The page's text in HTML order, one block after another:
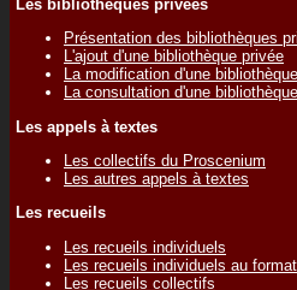
Les bibliothèques privées
Présentation des bibliothèques
L'ajout d'une bibliothèque privée
La modification d'une
La consultation d'une
Les appels à textes
Les collectifs du Proscenium
Les autres appels à textes
Les recueils
Les recueils individuels
Les recueils individuels au format
Les recueils collectifs